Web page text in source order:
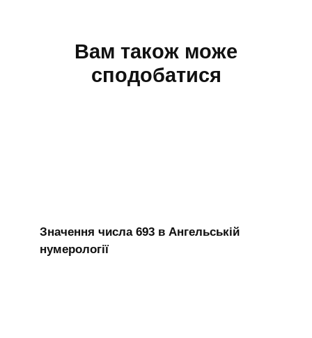
Вам також може
сподобатися
Значення числа 693 в Ангельській
нумерології